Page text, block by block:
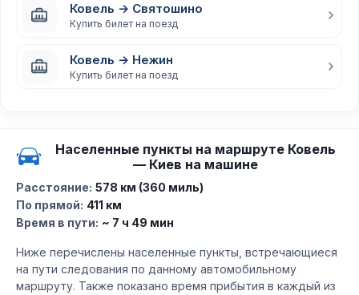
Ковель → Святошино
Купить билет на поезд
Ковель → Нежин
Купить билет на поезд
Населенные пункты на маршруте Ковель
— Киев на машине
Расстояние: 578 км (360 миль)
По прямой: 411 км
Время в пути: ~ 7 ч 49 мин
Ниже перечислены населенные пункты, встречающиеся
на пути следования по данному автомобильному
маршруту. Также показано время прибытия в каждый из